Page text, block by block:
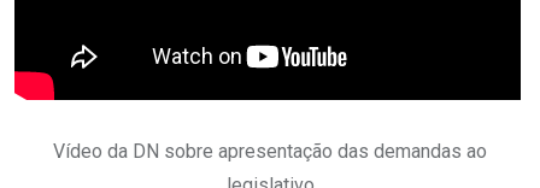
Vídeo da DN sobre apresentação das demandas ao